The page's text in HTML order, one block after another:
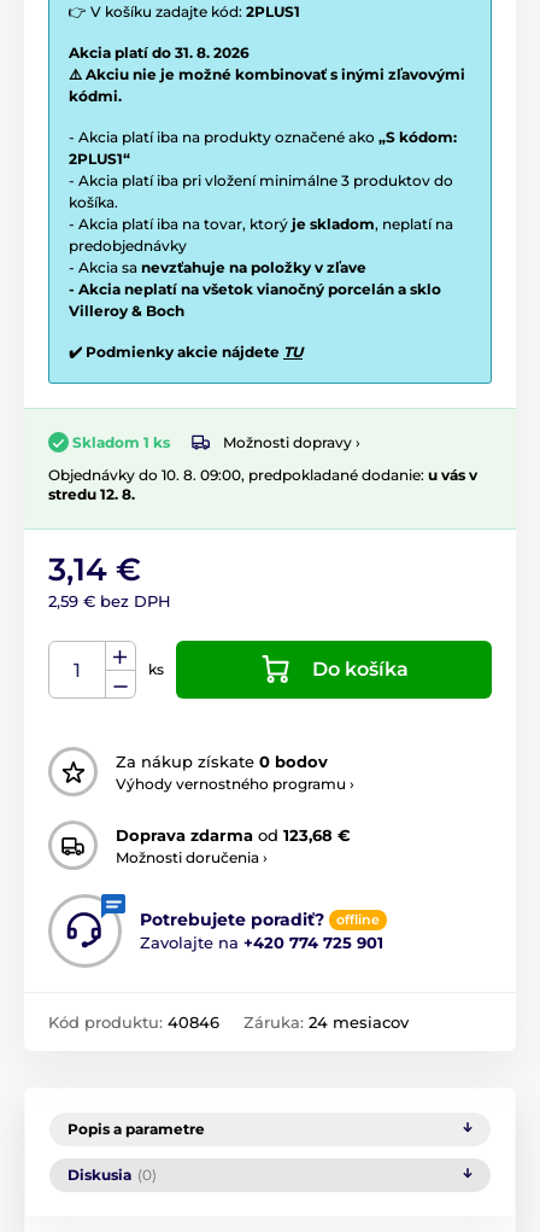
👉 V košíku zadajte kód: 2PLUS1
Akcia platí do 31. 8. 2026
⚠️ Akciu nie je možné kombinovať s inými zľavovými
kódmi.
- Akcia platí iba na produkty označené ako „S kódom:
2PLUS1“
- Akcia platí iba pri vložení minimálne 3 produktov do
košíka.
- Akcia platí iba na tovar, ktorý je skladom, neplatí na
predobjednávky
- Akcia sa nevzťahuje na položky v zľave
- Akcia neplatí na všetok vianočný porcelán a sklo
Villeroy & Boch
✔️ Podmienky akcie nájdete TU
Skladom 1 ks
Možnosti dopravy ›
Objednávky do 10. 8. 09:00, predpokladané dodanie: u vás v
stredu 12. 8.
3,14 €
2,59 € bez DPH
ks Do košíka
Za nákup získate 0 bodov
Výhody vernostného programu ›
Doprava zdarma od 123,68 €
Možnosti doručenia ›
Potrebujete poradiť? offline
Zavolajte na +420 774 725 901
Kód produktu: 40846 Záruka: 24 mesiacov
Popis a parametre
Diskusia (0)